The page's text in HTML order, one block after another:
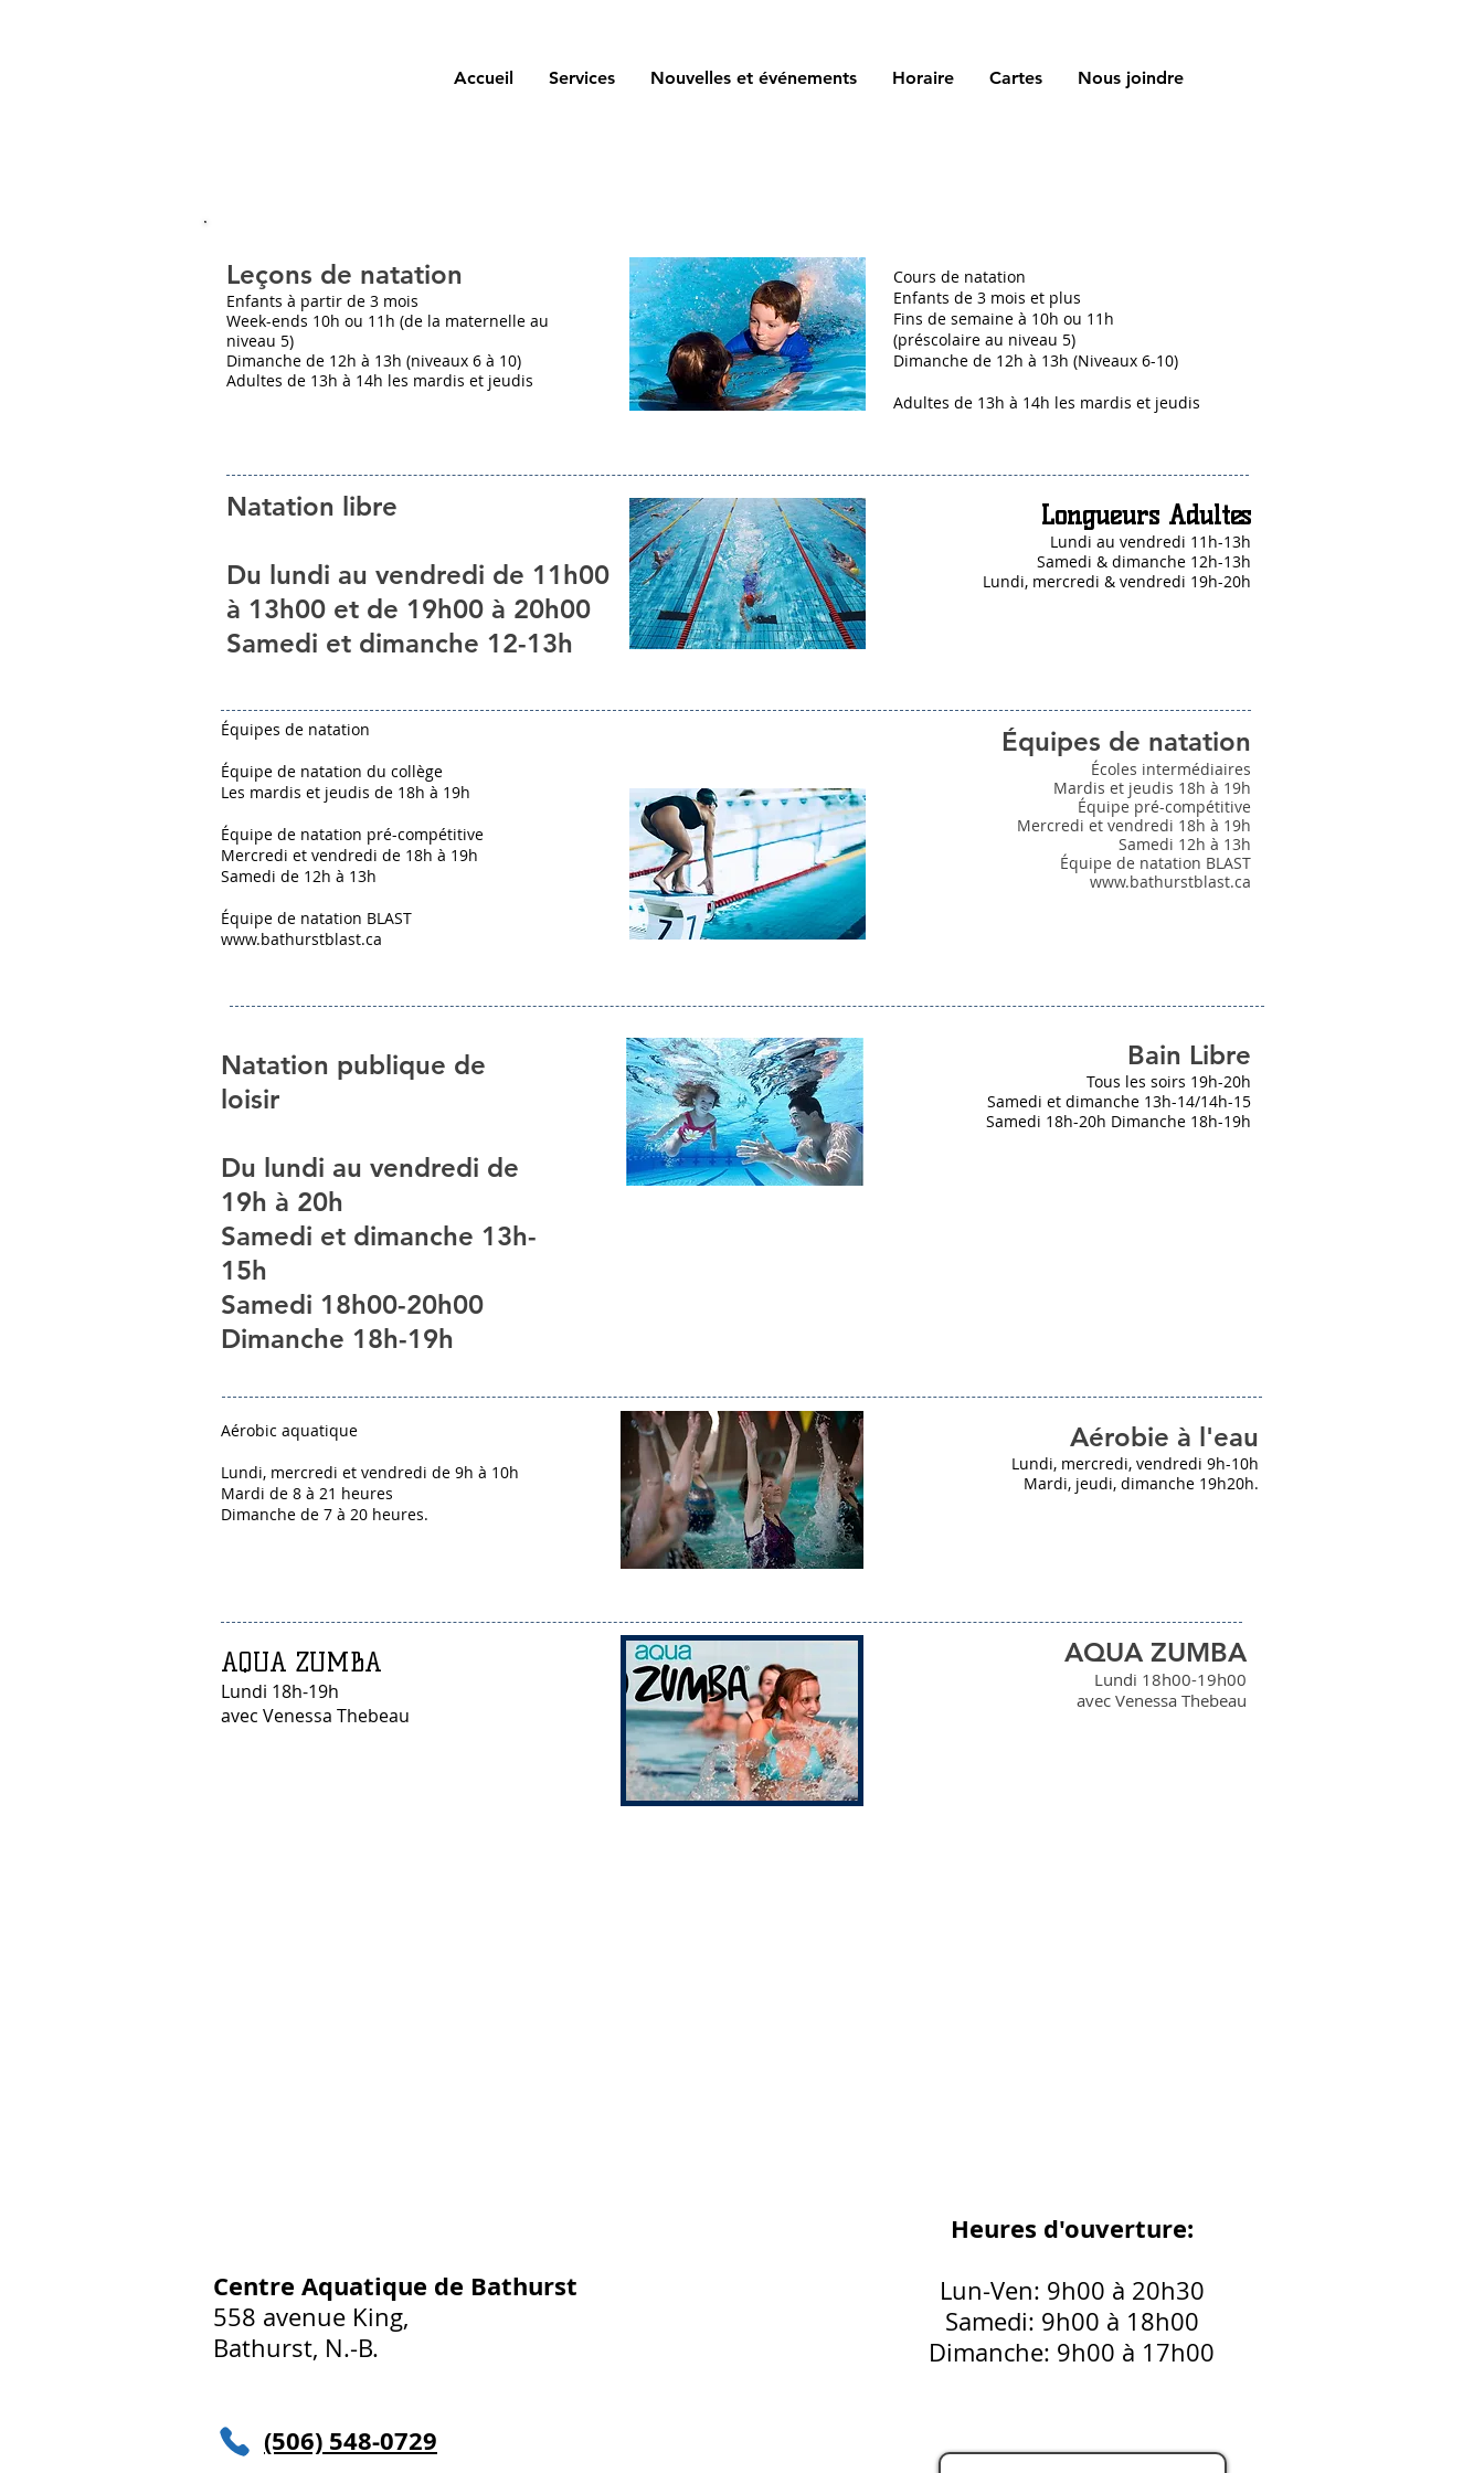
Accueil Services Nouvelles et événements Horaire Cartes Nous joindre
Leçons de natation
Enfants à partir de 3 mois
Week-ends 10h ou 11h (de la maternelle au
niveau 5)
Dimanche de 12h à 13h (niveaux 6 à 10)
Adultes de 13h à 14h les mardis et jeudis
Cours de natation
Enfants de 3 mois et plus
Fins de semaine à 10h ou 11h
(préscolaire au niveau 5)
Dimanche de 12h à 13h (Niveaux 6-10)
Adultes de 13h à 14h les mardis et jeudis
Natation libre
Du lundi au vendredi de 11h00
à 13h00 et de 19h00 à 20h00
Samedi et dimanche 12-13h
Longueurs Adultes
Lundi au vendredi 11h-13h
Samedi & dimanche 12h-13h
Lundi, mercredi & vendredi 19h-20h
Équipes de natation
Équipe de natation du collège
Les mardis et jeudis de 18h à 19h
Équipe de natation pré-compétitive
Mercredi et vendredi de 18h à 19h
Samedi de 12h à 13h
Équipe de natation BLAST
www.bathurstblast.ca
Équipes de natation
Écoles intermédiaires
Mardis et jeudis 18h à 19h
Équipe pré-compétitive
Mercredi et vendredi 18h à 19h
Samedi 12h à 13h
Équipe de natation BLAST
www.bathurstblast.ca
Natation publique de
loisir
Du lundi au vendredi de
19h à 20h
Samedi et dimanche 13h-
15h
Samedi 18h00-20h00
Dimanche 18h-19h
Bain Libre
Tous les soirs 19h-20h
Samedi et dimanche 13h-14/14h-15
Samedi 18h-20h Dimanche 18h-19h
Aérobic aquatique
Lundi, mercredi et vendredi de 9h à 10h
Mardi de 8 à 21 heures
Dimanche de 7 à 20 heures.
Aérobie à l'eau
Lundi, mercredi, vendredi 9h-10h
Mardi, jeudi, dimanche 19h20h.
AQUA ZUMBA
Lundi 18h-19h
avec Venessa Thebeau
AQUA ZUMBA
Lundi 18h00-19h00
avec Venessa Thebeau
Centre Aquatique de Bathurst
558 avenue King,
Bathurst, N.-B.
Heures d'ouverture:
Lun-Ven: 9h00 à 20h30
Samedi: 9h00 à 18h00
Dimanche: 9h00 à 17h00
(506) 548-0729